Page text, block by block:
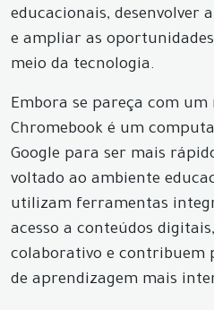
educacionais, desenvolver
e ampliar as
meio da tecnologia.
Embora se pareça com
Chromebook é um
Google para ser mais
voltado ao ambiente
utilizam ferramentas
acesso a conteúdos
colaborativo e contribuem
de aprendizagem mais